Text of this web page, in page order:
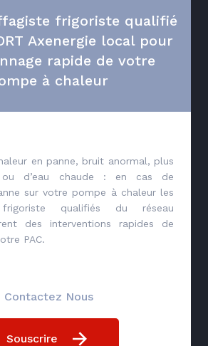
frigoriste qualifié
Axenergie local pour
rapide de votre
à chaleur
en panne, bruit anormal, plus
d’eau chaude : en cas de
sur votre pompe à chaleur les
frigoriste qualifiés du réseau
des interventions rapides de
PAC.
Contactez Nous
Souscrire